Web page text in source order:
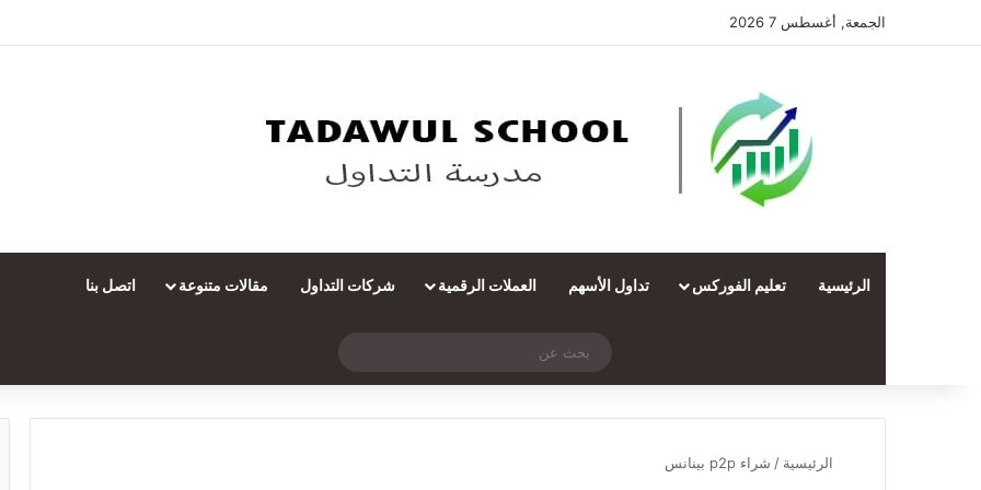
الجمعة, أغسطس 7 2026
الرئيسية تعليم الفوركس تداول الأسهم العملات الرقمية شركات التداول مقالات متنوعة اتصل بنا
تسجيل الدخول
مقال عشوائي
عن
الرئيسية / شراء p2p بينانس